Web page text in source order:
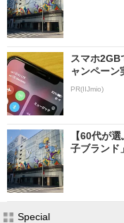
スマホ2GB
ャンペーン
PR(IIJmio)
【60代が
子ブランド
Special